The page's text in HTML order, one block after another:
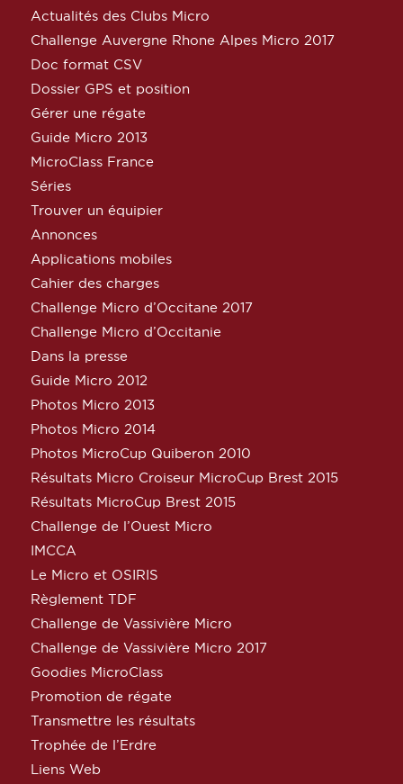
Actualités des Clubs Micro
Challenge Auvergne Rhone Alpes Micro 2017
Doc format CSV
Dossier GPS et position
Gérer une régate
Guide Micro 2013
MicroClass France
Séries
Trouver un équipier
Annonces
Applications mobiles
Cahier des charges
Challenge Micro d’Occitane 2017
Challenge Micro d’Occitanie
Dans la presse
Guide Micro 2012
Photos Micro 2013
Photos Micro 2014
Photos MicroCup Quiberon 2010
Résultats Micro Croiseur MicroCup Brest 2015
Résultats MicroCup Brest 2015
Challenge de l’Ouest Micro
IMCCA
Le Micro et OSIRIS
Règlement TDF
Challenge de Vassivière Micro
Challenge de Vassivière Micro 2017
Goodies MicroClass
Promotion de régate
Transmettre les résultats
Trophée de l’Erdre
Liens Web